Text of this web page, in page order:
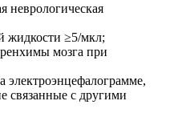
неврологическая
жидкости ≥5/мкл;
мозга при
электроэнцефалограмме,
связанные с другими